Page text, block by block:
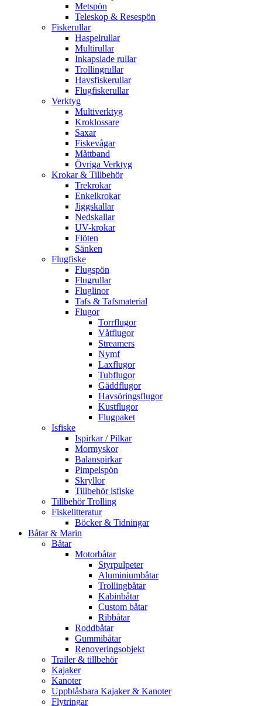
Metspön
Teleskop & Resespön
Fiskerullar
Haspelrullar
Multirullar
Inkapslade rullar
Trollingrullar
Havsfiskerullar
Flugfiskerullar
Verktyg
Multiverktyg
Kroklossare
Saxar
Fiskevågar
Måttband
Övriga Verktyg
Krokar & Tillbehör
Trekrokar
Enkelkrokar
Jiggskallar
Nedskallar
UV-krokar
Flöten
Sänken
Flugfiske
Flugspön
Flugrullar
Fluglinor
Tafs & Tafsmaterial
Flugor
Torrflugor
Våtflugor
Streamers
Nymf
Laxflugor
Tubflugor
Gäddflugor
Havsöringsflugor
Kustflugor
Flugpaket
Isfiske
Ispirkar / Pilkar
Mormyskor
Balanspirkar
Pimpelspön
Skryllor
Tillbehör isfiske
Tillbehör Trolling
Fiskelitteratur
Böcker & Tidningar
Båtar & Marin
Båtar
Motorbåtar
Styrpulpeter
Aluminiumbåtar
Trollingbåtar
Kabinbåtar
Custom båtar
Ribbåtar
Roddbåtar
Gummibåtar
Renoveringsobjekt
Trailer & tillbehör
Kajaker
Kanoter
Uppblåsbara Kajaker & Kanoter
Flytringar